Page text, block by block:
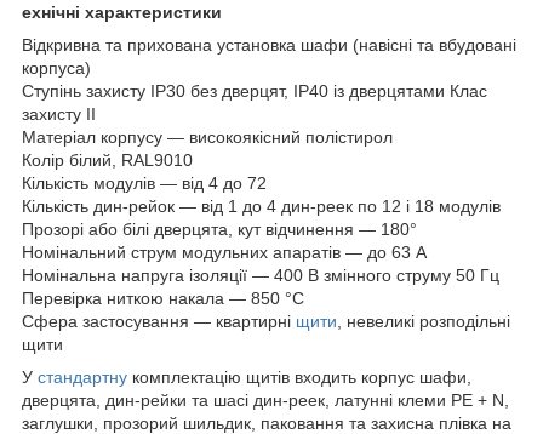
ехнічні характеристики
Відкривна та прихована установка шафи (навісні та вбудовані
корпуса)
Ступінь захисту IP30 без дверцят, IP40 із дверцятами Клас
захисту II
Матеріал корпусу — високоякісний полістирол
Колір білий, RAL9010
Кількість модулів — від 4 до 72
Кількість дин-рейок — від 1 до 4 дин-реек по 12 і 18 модулів
Прозорі або білі дверцята, кут відчинення — 180°
Номінальний струм модульних апаратів — до 63 А
Номінальна напруга ізоляції — 400 В змінного струму 50 Гц
Перевірка ниткою накала — 850 °C
Сфера застосування — квартирні щити , невеликі розподільні
щити
У стандартну комплектацію щитів входить корпус шафи,
дверцята, дин-рейки та шасі дин-реек, латунні клеми PE + N,
заглушки, прозорий шильдик, паковання та захисна плівка на